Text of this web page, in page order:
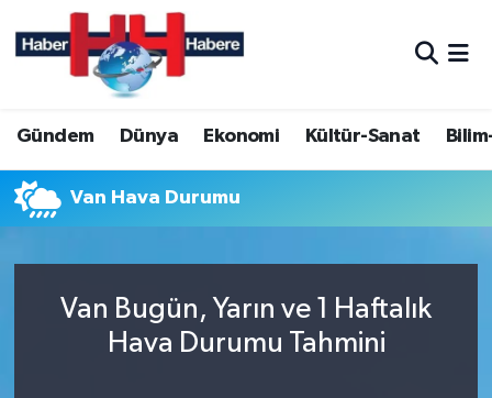
Gündem Dünya Ekonomi Kültür-Sanat
Van Hava Durumu
Van Bugün, Yarın ve 1 Haftalık
Hava Durumu Tahmini
Hava Durumu
Trafik Durumu
Süper Lig Puan Durumu ve Fikstür
Son Dakika Haberleri